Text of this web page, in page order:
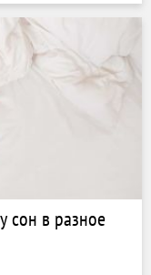
сон в разное